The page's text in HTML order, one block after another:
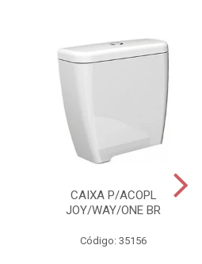
CAIXA P/ACOPL
JOY/WAY/ONE BR
Código: 35156